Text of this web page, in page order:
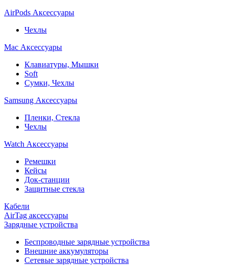
AirPods Аксессуары
Чехлы
Mac Аксессуары
Клавиатуры, Мышки
Soft
Сумки, Чехлы
Samsung Аксессуары
Пленки, Стекла
Чехлы
Watch Аксессуары
Ремешки
Кейсы
Док-станции
Защитные стекла
Кабели
AirTag аксессуары
Зарядные устройства
Беспроводные зарядные устройства
Внешние аккумуляторы
Сетевые зарядные устройства